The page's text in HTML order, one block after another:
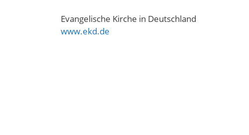
Evangelische Kirche in Deutschland
www.ekd.de